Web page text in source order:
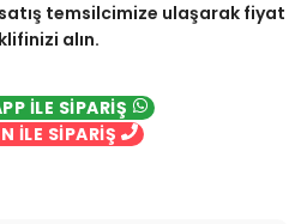
temsilcimize ulaşarak fiyat
alın.
İLE SİPARİŞ
İLE SİPARİŞ